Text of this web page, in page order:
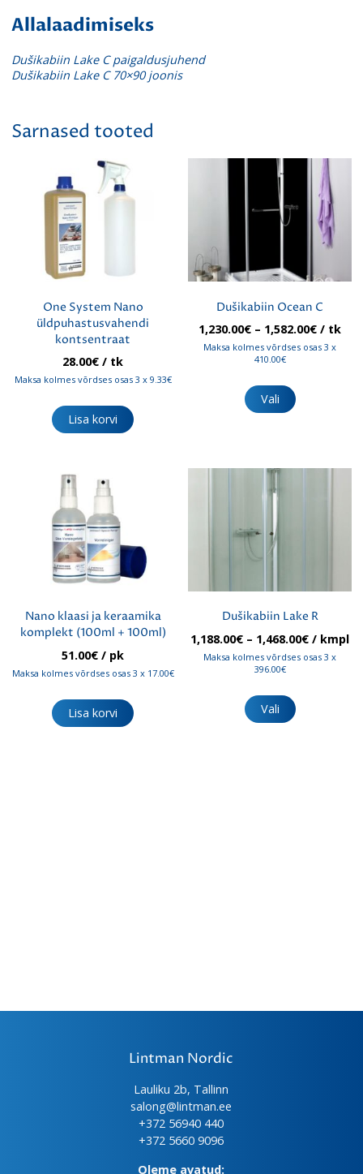
Allalaadimiseks
Dušikabiin Lake C paigaldusjuhend
Dušikabiin Lake C 70×90 joonis
Sarnased tooted
One System Nano
üldpuhastusvahendi
kontsentraat
28.00€ / tk
Maksa kolmes võrdses osas 3 x 9.33€
Lisa korvi
Dušikabiin Ocean C
1,230.00€ – 1,582.00€ / tk
Maksa kolmes võrdses osas 3 x
410.00€
Vali
tootel
saab
Nano klaasi ja keraamika
komplekt (100ml + 100ml)
51.00€ / pk
Maksa kolmes võrdses osas 3 x 17.00€
Lisa korvi
Dušikabiin Lake R
1,188.00€ – 1,468.00€
1,188.00€
/ kmpl
Maksa kolmes võrdses osas 3 x
396.00€
Vali
tootel
Lintman Nordic
Lauliku 2b, Tallinn
salong@lintman.ee
+372 56940 440
+372 5660 9096
Oleme avatud: